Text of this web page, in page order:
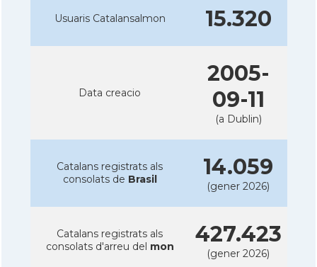
Usuaris Catalansalmon 15.320
Data creacio
2005-
09-11
(a Dublin)
Catalans registrats als
consolats de Brasil 14.059
(gener 2026)
Catalans registrats als
consolats d'arreu del mon 427.423
(gener 2026)